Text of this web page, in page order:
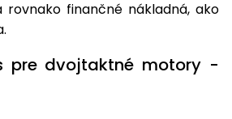
finančné nákladná, ako
pre dvojtaktné motory -